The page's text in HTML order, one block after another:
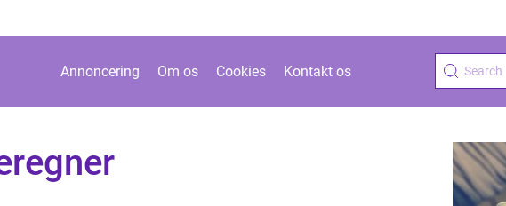
Annoncering Om os Cookies Kontakt os